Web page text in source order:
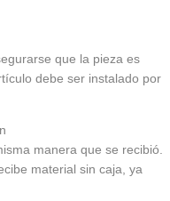
que la pieza es
debe ser instalado por
manera que se recibió.
material sin caja, ya